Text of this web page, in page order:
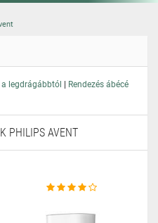
a legdrágábbtól | Rendezés ábécé
PHILIPS AVENT